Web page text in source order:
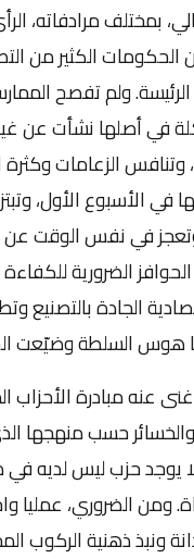
بمختلف مرادفاته،
الحكومات الكثير من
ولم تفصح
في أصلها نشأت عن
الزعامات
الأسبوع الأول،
وتعجز في نفس الوقت عن
الضرورية
الجادة بالتصنيع
هوس السلطة وضيّعت
عنه مبادرة الأحزاب
حسب منهجها
يوجد حزب ليس لديه في
ومن الضروري، عمليا
ونبذ ذهنية